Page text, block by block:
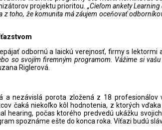
projektu prioritou. „Cieľom ankety Learning
z toho, že komunita má záujem oceňovať
odbornú a laickú verejnosť, firmy s lektormi
so svojím firemným programom. Vážime si
Riglerová.
a nezávislá porota zložená z 18
čaká niekoľko kôl hodnotenia, z ktorých
hearing, počas ktorého predvedú ukážku
spoznáme ešte do konca roka. Víťazi budú